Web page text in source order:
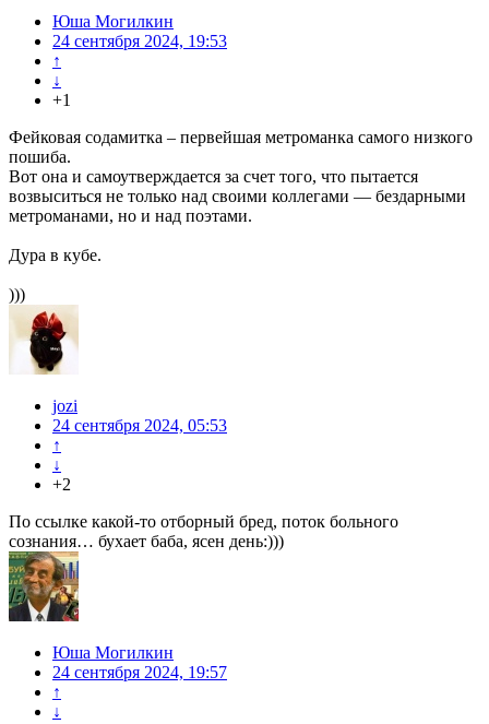
Юша Могилкин
24 сентября 2024, 19:53
↑
↓
+1
Фейковая содамитка – первейшая метроманка самого низкого
пошиба.
Вот она и самоутверждается за счет того, что пытается
возвыситься не только над своими коллегами — бездарными
метроманами, но и над поэтами.
Дура в кубе.
)))
jozi
24 сентября 2024, 05:53
↑
↓
+2
По ссылке какой-то отборный бред, поток больного
сознания… бухает баба, ясен день:)))
Юша Могилкин
24 сентября 2024, 19:57
↑
↓